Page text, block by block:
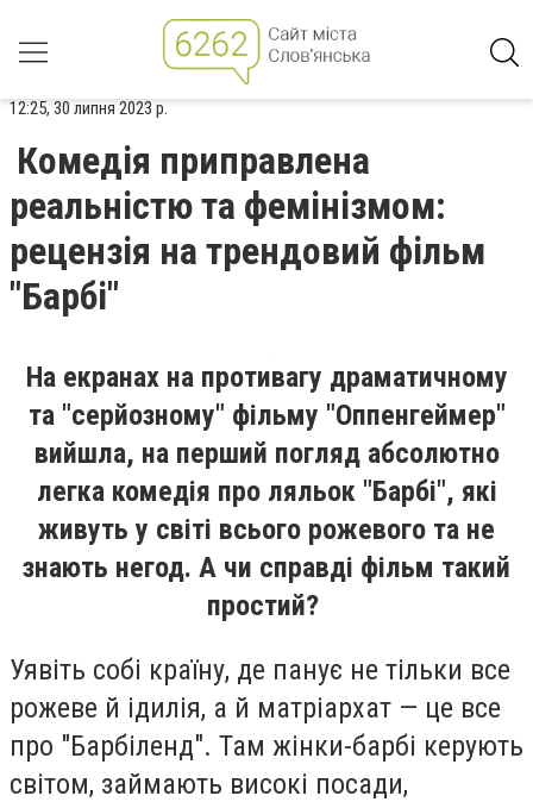
12:25, 30 липня 2023 р.
Комедія приправлена
реальністю та фемінізмом:
рецензія на трендовий фільм
"Барбі"
На екранах на противагу драматичному
та "серйозному" фільму "Оппенгеймер"
вийшла, на перший погляд абсолютно
легка комедія про ляльок "Барбі", які
живуть у світі всього рожевого та не
знають негод. А чи справді фільм такий
простий?
Уявіть собі країну, де панує не тільки все
рожеве й ідилія, а й матріархат — це все
про "Барбіленд". Там жінки-барбі керують
світом, займають високі посади,